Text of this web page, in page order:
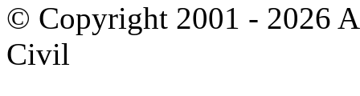
© Copyright 2001 - 2026
Civil